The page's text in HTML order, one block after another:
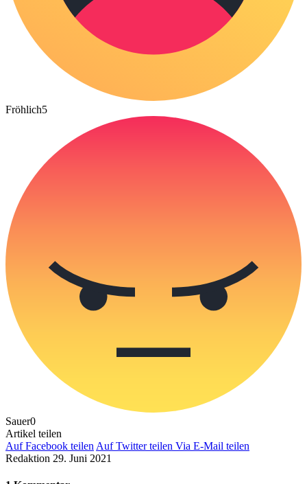
Fröhlich5
Sauer0
Artikel teilen
Auf Facebook teilen Auf Twitter teilen Via E-Mail teilen
Redaktion 29. Juni 2021